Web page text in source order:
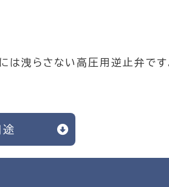
は洩らさない高圧用逆止弁です
途